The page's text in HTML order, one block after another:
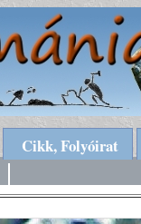
Cikk, Folyóirat